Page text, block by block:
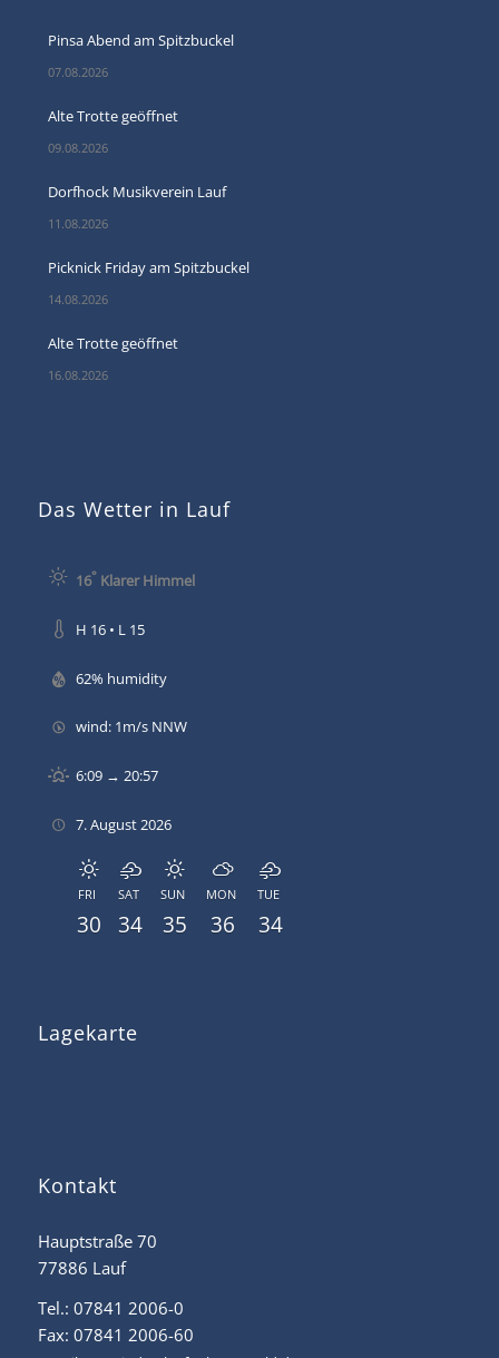
Pinsa Abend am Spitzbuckel
07.08.2026
Alte Trotte geöffnet
09.08.2026
Dorfhock Musikverein Lauf
11.08.2026
Picknick Friday am Spitzbuckel
14.08.2026
Alte Trotte geöffnet
16.08.2026
Das Wetter in Lauf
16°Klarer Himmel
H 16 • L 15
62% humidity
wind: 1m/s NNW
6:09 → 20:57
7. August 2026
FRI
30
SAT
34
SUN
35
MON
36
TUE
34
Lagekarte
Kontakt
Hauptstraße 70
77886 Lauf
Tel.: 07841 2006-0
Fax: 07841 2006-60